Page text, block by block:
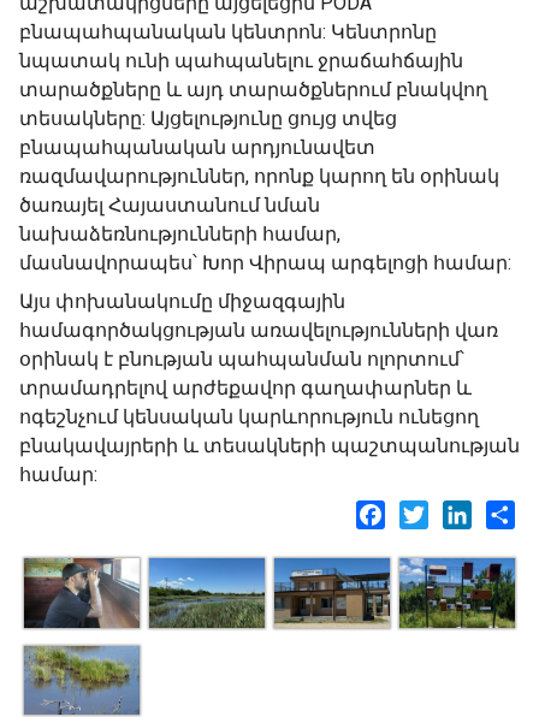
բնապահպանական կենտրոն: Կենտրոնը
նպատակ ունի պահպանելու ջրաճահճային
տարածքները և այդ տարածքներում բնակվող
տեսակները: Այցելությունը ցույց տվեց
բնապահպանական արդյունավետ
ռազմավարություններ, որոնք կարող են օրինակ
ծառայել Հայաստանում նման
նախաձեռնությունների համար,
մասնավորապես՝ Խոր Վիրապ արգելոցի համար:
Այս փոխանակումը միջազգային
համագործակցության առավելությունների վառ
օրինակ է բնության պահպանման ոլորտում՝
տրամադրելով արժեքավոր գաղափարներ և
ոգեշնչում կենսական կարևորություն ունեցող
բնակավայրերի և տեսակների պաշտպանության
համար:
Facebook
Twitter